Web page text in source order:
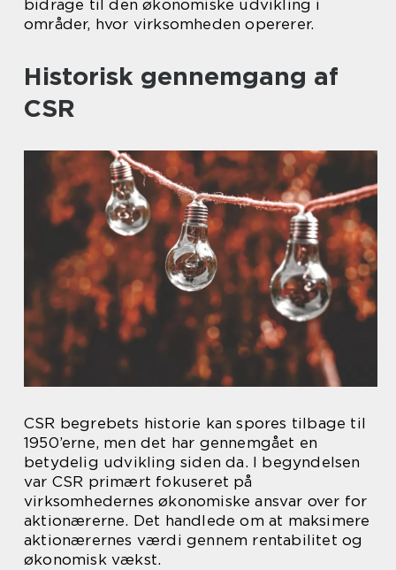
bidrage til den økonomiske udvikling i
områder, hvor virksomheden opererer.
Historisk gennemgang af
CSR
CSR begrebets historie kan spores tilbage til
1950’erne, men det har gennemgået en
betydelig udvikling siden da. I begyndelsen
var CSR primært fokuseret på
virksomhedernes økonomiske ansvar over for
aktionærerne. Det handlede om at maksimere
aktionærernes værdi gennem rentabilitet og
økonomisk vækst.